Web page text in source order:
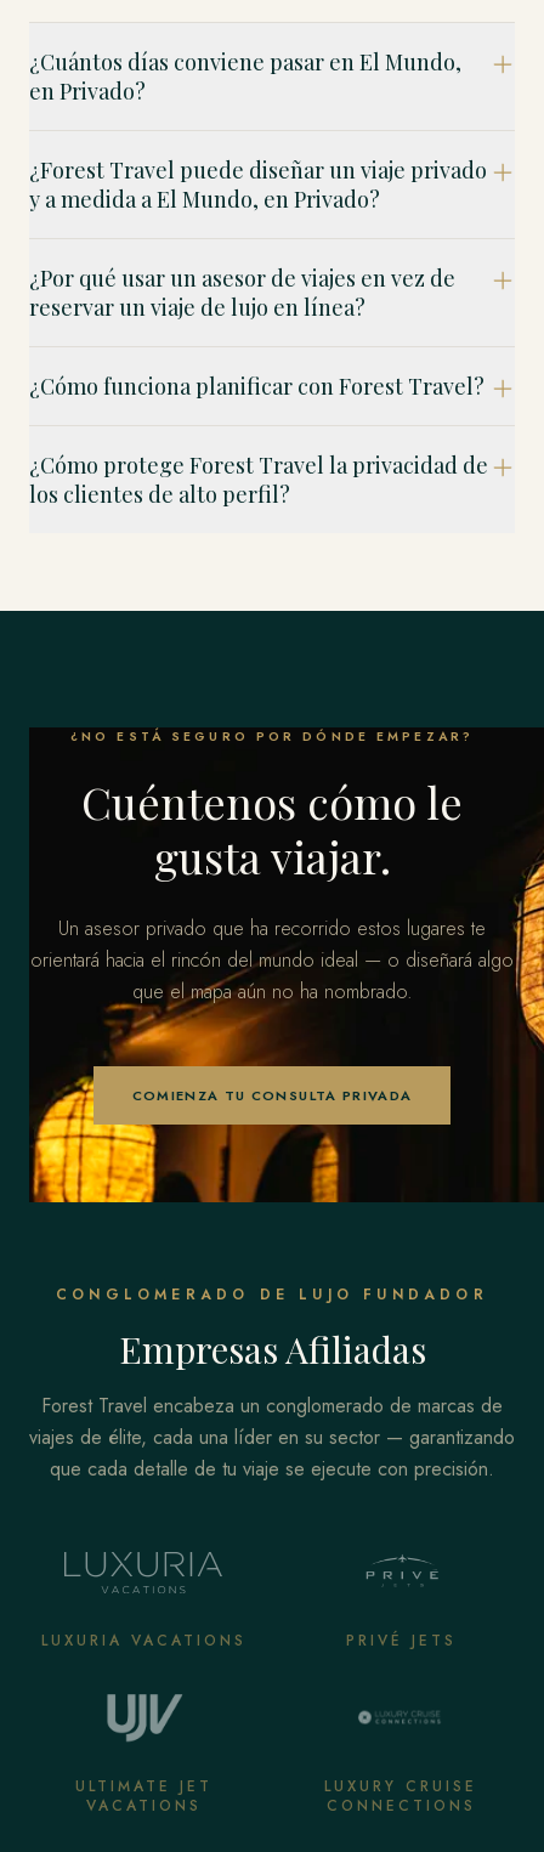
¿Cuántos días conviene pasar en El Mundo,
en Privado?
¿Forest Travel puede diseñar un viaje privado
y a medida a El Mundo, en Privado?
¿Por qué usar un asesor de viajes en vez de
reservar un viaje de lujo en línea?
¿Cómo funciona planificar con Forest Travel?
¿Cómo protege Forest Travel la privacidad de
los clientes de alto perfil?
¿NO ESTÁ SEGURO POR DÓNDE EMPEZAR?
Cuéntenos cómo le
gusta viajar.
Un asesor privado que ha recorrido estos lugares te
orientará hacia el rincón del mundo ideal — o diseñará algo
que el mapa aún no ha nombrado.
COMIENZA TU CONSULTA PRIVADA
CONGLOMERADO DE LUJO FUNDADOR
Empresas Afiliadas
Forest Travel encabeza un conglomerado de marcas de
viajes de élite, cada una líder en su sector — garantizando
que cada detalle de tu viaje se ejecute con precisión.
LUXURIA VACATIONS PRIVÉ JETS
ULTIMATE JET
VACATIONS
LUXURY CRUISE
CONNECTIONS